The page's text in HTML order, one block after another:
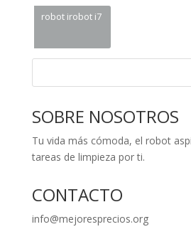
robot irobot i7
SOBRE NOSOTROS
Tu vida más cómoda, el robot
tareas de limpieza por ti.
CONTACTO
info@mejoresprecios.org